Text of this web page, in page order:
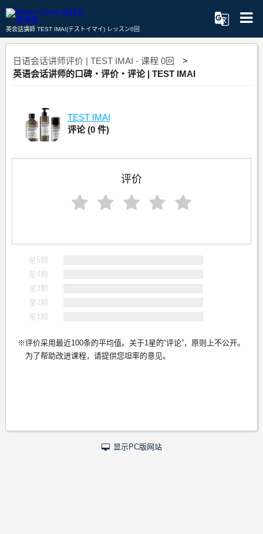
英会話講師 TEST IMAI(テストイマイ) レッスン0回
日语会话讲师评价 | TEST IMAI - 课程 0回
英语会话讲师的口碑・评价・评论 | TEST IMAI
TEST IMAI
评论(0 件)
评价
星5颗
星4颗
星3颗
星2颗
星1颗
评价采用最近100条的平均值。关于1星的“评论”，原则上不公开。
为了帮助改进课程，请提供您坦率的意见。
显示PC版网站